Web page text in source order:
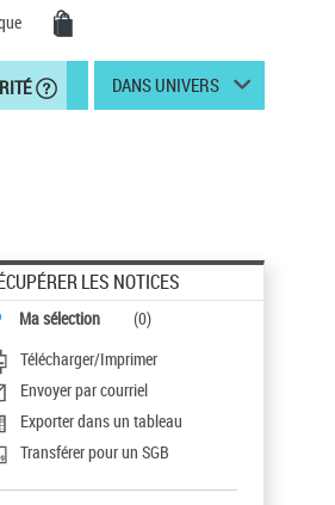
DANS UNIVERS
LES NOTICES
Ma sélection (0)
Télécharger/Imprimer
Envoyer par courriel
Exporter dans un tableau
Transférer pour un SGB